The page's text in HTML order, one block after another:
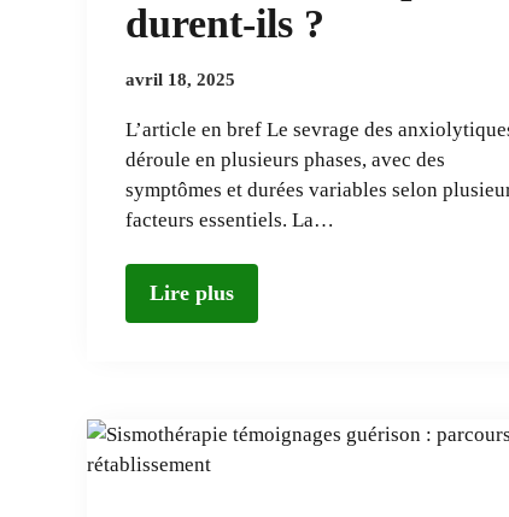
durent-ils ?
avril 18, 2025
L’article en bref Le sevrage des
déroule en plusieurs phases, avec des
symptômes et durées variables selon
facteurs essentiels. La…
Lire plus